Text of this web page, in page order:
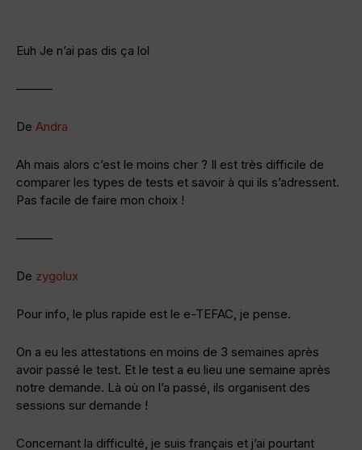
Euh Je n’ai pas dis ça lol
———
De Andra
Ah mais alors c’est le moins cher ? Il est très difficile de
comparer les types de tests et savoir à qui ils s’adressent.
Pas facile de faire mon choix !
———
De zygolux
Pour info, le plus rapide est le e-TEFAC, je pense.
On a eu les attestations en moins de 3 semaines après
avoir passé le test. Et le test a eu lieu une semaine après
notre demande. Là où on l’a passé, ils organisent des
sessions sur demande !
Concernant la difficulté, je suis français et j’ai pourtant